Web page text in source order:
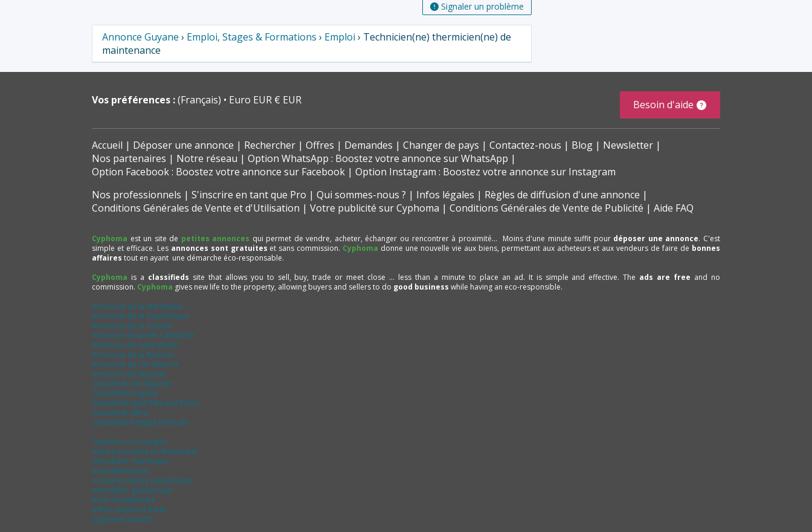
Signaler un problème
Annonce Guyane › Emploi, Stages & Formations › Emploi › Technicien(ne) thermicien(ne) de
maintenance
Vos préférences :(Français) Euro EUR € EUR Besoin d'aide
Accueil Déposer une annonce Rechercher Offres Demandes Changer de pays Contactez-nous Blog
Newsletter
Nos partenaires
Notre réseau
Option WhatsApp : Boostez votre annonce sur WhatsApp
Option Facebook : Boostez votre annonce sur Facebook
Option Instagram : Boostez votre annonce sur Instagram
Nos professionnels
S'inscrire en tant que Pro Qui sommes-nous ? Infos légales
Règles de diffusion d'une annonce
Conditions Générales de Vente et d'Utilisation
Votre publicité sur Cyphoma Conditions Générales de Vente de Publicité Aide FAQ
Cyphoma est un site de petites annonces qui permet de vendre, acheter, échanger ou rencontrer à proximité… Moins d'une minute suffit pour déposer une annonce. C'est
simple et efficace. Les annonces sont gratuites et sans commission. Cyphoma donne une nouvelle vie aux biens, permettant aux acheteurs et aux vendeurs de faire de bonnes
affaires tout en ayant une démarche éco-responsable.
Cyphoma is a classifieds site that allows you to sell, buy, trade or meet close ... less than a minute to place an ad. It is simple and effective. The ads are free and no
commission. Cyphoma gives new life to the property, allowing buyers and sellers to do good business while having an eco-responsible.
Annonces de la Martinique
Annonces de la Guadeloupe
Annonces de la Guyane
Annonces Nouvelle Calédonie
Annonces de Saint Martin
Annonces de la Réunion
Annonces de l'Ile Maurice
Annonces de Mayotte
Classifieds Sint Maarten
Classifieds Anguilla
Classifieds Saint Kitts and Nevis
Classifieds Saba
Classifieds Antigua Barbuda
Cyphoma on Google+
voiture occasion en Martinique
immobilier martinique
moto Martinique
occasion voiture Guadeloupe
immobilier guadeloupe
moto Guadeloupe
offres emploi st barth
logement st barth